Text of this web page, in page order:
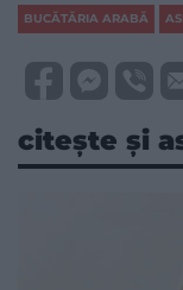
BUCĂTĂRIA ARABĂ
citește și